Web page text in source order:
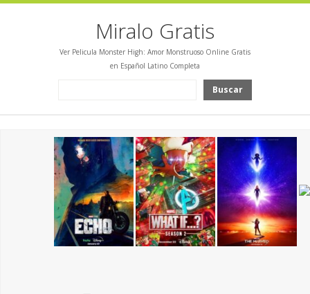
Miralo Gratis
Ver Pelicula Monster High: Amor Monstruoso Online Gratis
en Español Latino Completa
Buscar